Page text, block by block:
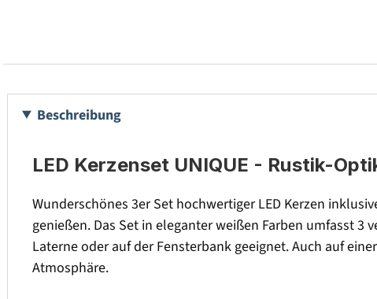
Beschreibung
LED Kerzenset UNIQUE - Rustik-
Wunderschönes 3er Set hochwertiger LED Kerzen
genießen. Das Set in eleganter weißen Farben umfasst
Laterne oder auf der Fensterbank geeignet. Auch auf
Atmosphäre.